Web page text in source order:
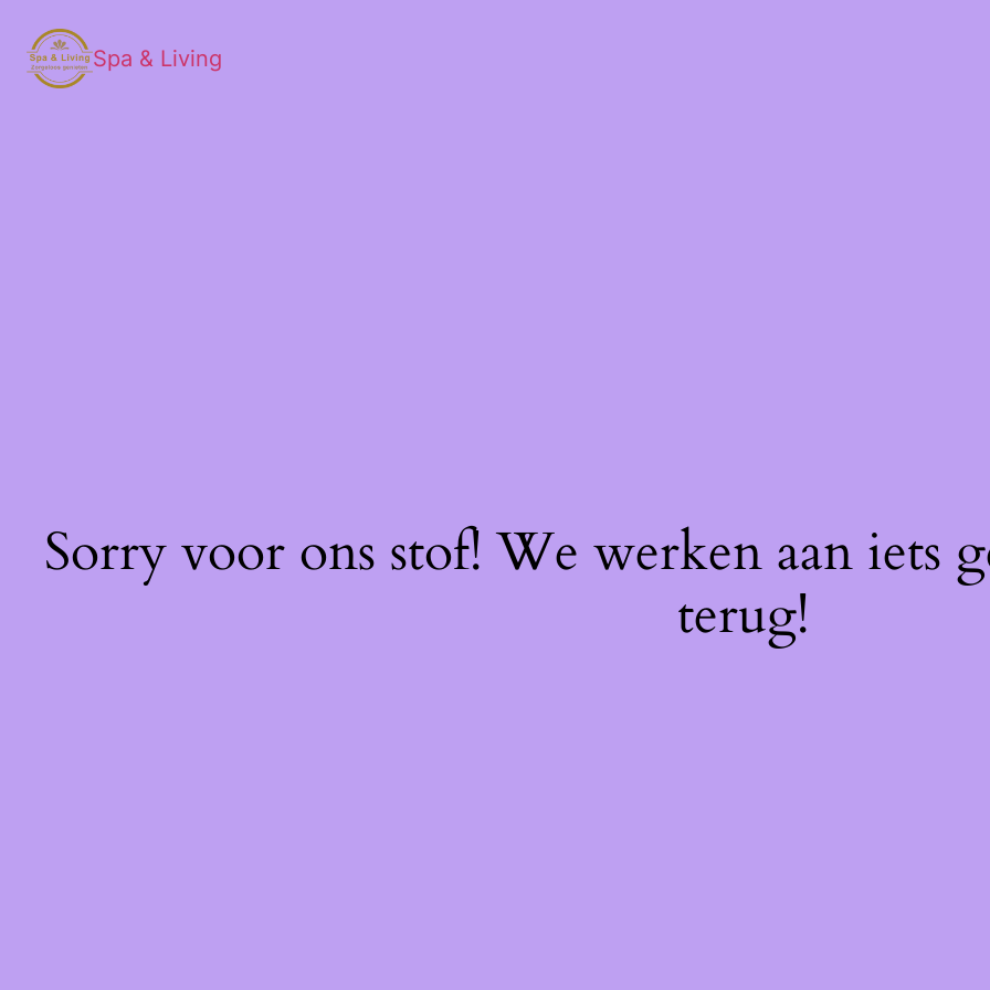
Spa & Living
Sorry voor ons stof! We werken aan iets
terug!